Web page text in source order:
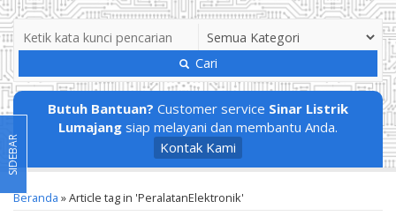
Cari
Butuh Bantuan? Customer service Sinar Listrik
Lumajang siap melayani dan membantu Anda.
Kontak Kami
Beranda »Article tag in 'PeralatanElektronik'
SIDEBAR